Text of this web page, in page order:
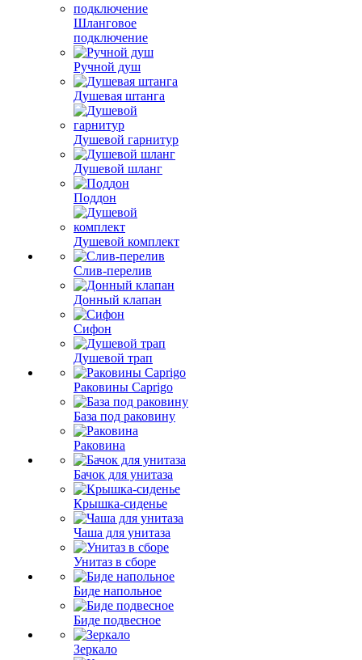
Шланговое
подключение
Ручной душ
Душевая штанга
Душевой гарнитур
Душевой шланг
Поддон
Душевой комплект
Слив-перелив
Донный клапан
Сифон
Душевой трап
Раковины Caprigo
База под раковину
Раковина
Бачок для унитаза
Крышка-сиденье
Чаша для унитаза
Унитаз в сборе
Биде напольное
Биде подвесное
Зеркало